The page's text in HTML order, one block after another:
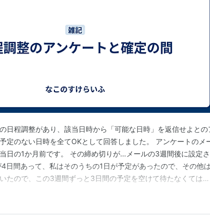
日程調整があり、該当日時から「可能な日時」を返信せよとの
定のない日時を全てOKとして回答しました。 アンケートのメ
日の1か月前です。 その締め切りが…メールの3週間後に設定さ
日間あって、私はそのうちの1日が予定があったので、その他は
たので、この3週間ずっと3日間の予定を空けて待たなくてはな
年のグループ展の受け付け当番でもやらかしたんだった。。。
ートはかなり前にきたのに確…